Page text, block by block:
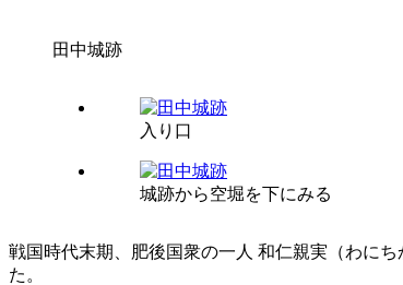
田中城跡
入り口
城跡から空堀を下にみる
戦国時代末期、肥後国衆の一人 和仁親実（わに
た。